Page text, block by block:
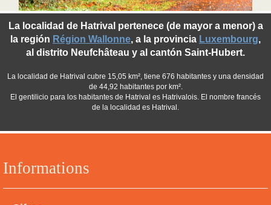
Informations
La localidad de Hatrival pertenece (de mayor a menor) a
la región Région Wallonne, a la provincia Luxembourg,
al distrito Neufchâteau y al cantón Saint-Hubert.
La localidad de Hatrival cubre 15,05 km², tiene 676 habitantes y una densidad
de 44,92 habitantes por km².
El gentilicio para los habitantes de Hatrival es Hatrivalois. El nombre francés
de la localidad es Hatrival.